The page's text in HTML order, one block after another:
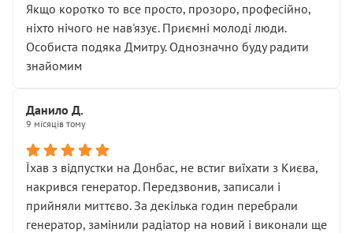
Якщо коротко то все просто, прозоро, професійно,
ніхто нічого не нав'язує. Приємні молоді люди.
Особиста подяка Дмитру. Однозначно буду радити
знайомим
Данило Д.
9 місяців тому
Їхав з відпустки на Донбас, не встиг виїхати з Києва,
накрився генератор. Передзвонив, записали і
прийняли миттєво. За декілька годин перебрали
генератор, замінили радіатор на новий і виконали ще